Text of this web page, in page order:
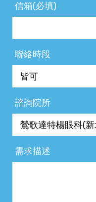
信箱(必填)
聯絡時段
諮詢院所
需求描述